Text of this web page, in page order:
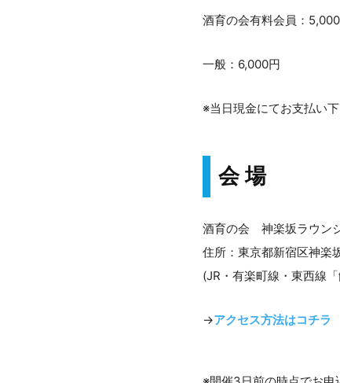
酒育の会有料会員：
一般：6,000円
※当日現金にてお支払い
会 場
酒育の会 神楽坂ラウン
住所：東京都新宿区神楽
(JR・有楽町線・東西線
→アクセス方法はコチラ